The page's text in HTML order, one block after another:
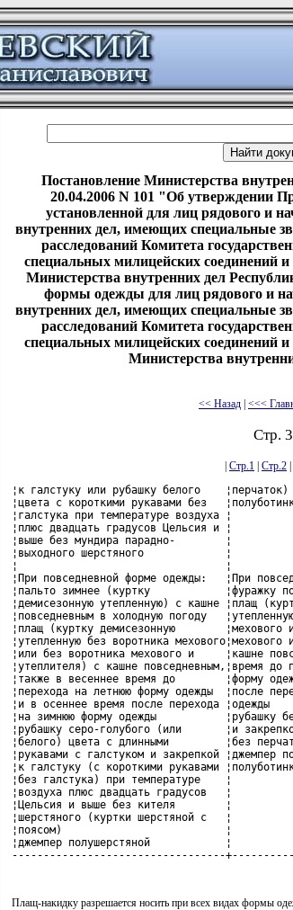
Постановление Министерства
20.04.2006 N 101 "Об утверждении
установленной для лиц рядового и
внутренних дел, имеющих специальные
расследований Комитета
специальных милицейских соединений
Министерства внутренних дел
формы одежды для лиц рядового и
внутренних дел, имеющих специальные
расследований Комитета
специальных милицейских соединений
Министерства
<< Назад | <<<
Стр. 3
| Стр.1 | Стр.2 |
¦к галстуку или рубашку белого
¦цвета с короткими рукавами без
¦галстука при температуре воздуха
¦плюс двадцать градусов Цельсия и
¦выше без мундира парадно-        ¦
¦выходного шерстяного             ¦
¦                                 ¦
¦При повседневной форме одежды:   ¦При
¦пальто зимнее (куртку            ¦фуражку
¦демисезонную утепленную) с кашне ¦плащ
¦повседневным в холодную погоду
¦плащ (куртку демисезонную
¦утепленную без воротника
¦или без воротника мехового и     ¦кашне
¦утеплителя) с кашне повседневным,¦время
¦также в весеннее время до        ¦форму
¦перехода на летнюю форму одежды  ¦после
¦и в осеннее время после перехода
¦на зимнюю форму одежды           ¦рубашку
¦рубашку серо-голубого (или       ¦и
¦белого) цвета с длинными         ¦без
¦рукавами с галстуком и закрепкой
¦к галстуку (с короткими рукавами
¦без галстука) при температуре
¦воздуха плюс двадцать градусов
¦Цельсия и выше без кителя        ¦
¦шерстяного (куртки шерстяной с
¦поясом)                          ¦
¦джемпер полушерстяной            ¦
----------------------------------
Плащ-накидку разрешается носить при всех видах формы